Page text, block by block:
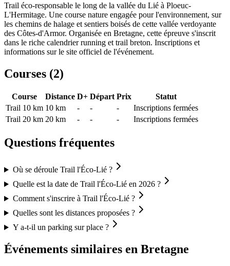
Trail éco-responsable le long de la vallée du Lié à Ploeuc-
L'Hermitage. Une course nature engagée pour l'environnement, sur
les chemins de halage et sentiers boisés de cette vallée verdoyante
des Côtes-d'Armor. Organisée en Bretagne, cette épreuve s'inscrit
dans le riche calendrier running et trail breton. Inscriptions et
informations sur le site officiel de l'événement.
Courses (2)
Course Distance D+ Départ Prix
Statut
Trail 10 km 10 km - - -
Inscriptions fermées
Trail 20 km 20 km - - - Inscriptions fermées
Questions fréquentes
Où se déroule Trail l'Éco-Lié ?
Quelle est la date de Trail l'Éco-Lié en 2026 ?
Comment s'inscrire à Trail l'Éco-Lié ?
Quelles sont les distances proposées ?
Y a-t-il un parking sur place ?
Événements similaires en Bretagne